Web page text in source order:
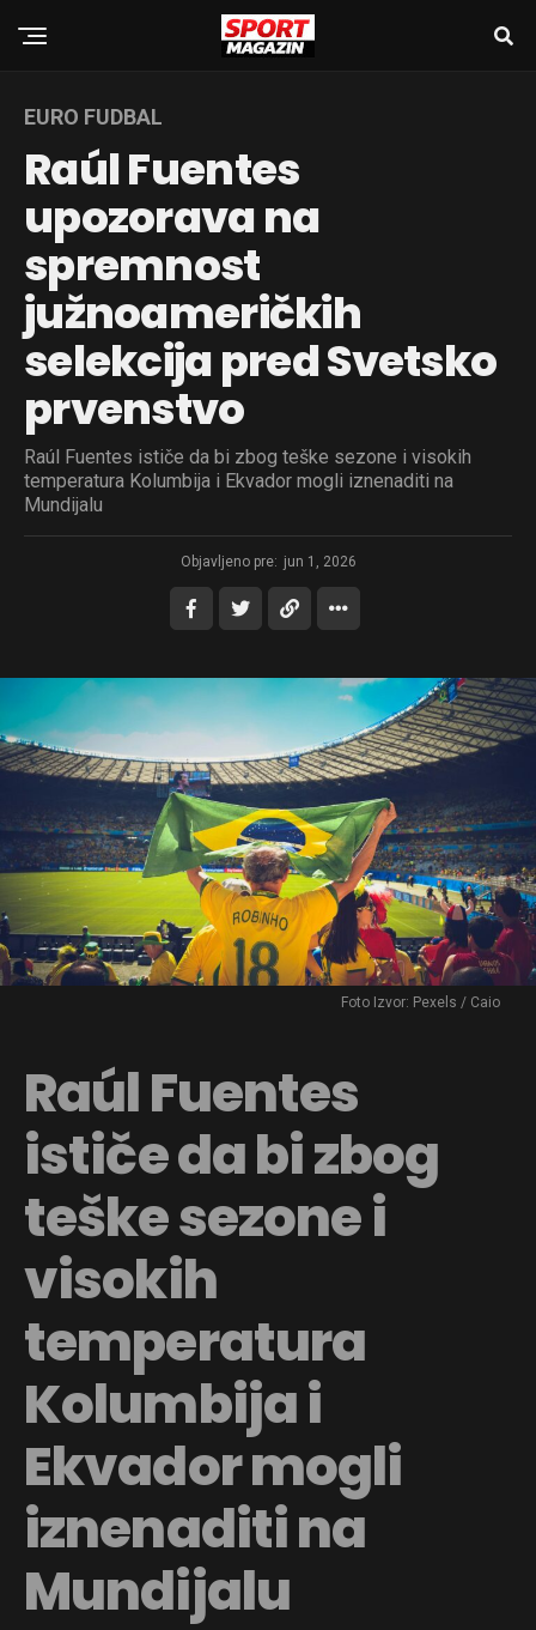
EURO FUDBAL
Raúl Fuentes
upozorava na
spremnost
južnoameričkih
selekcija pred Svetsko
prvenstvo
Raúl Fuentes ističe da bi zbog teške sezone i visokih
temperatura Kolumbija i Ekvador mogli iznenaditi na
Mundijalu
Objavljeno pre: jun 1, 2026
Foto Izvor: Pexels / Caio
Raúl Fuentes
ističe da bi zbog
teške sezone i
visokih
temperatura
Kolumbija i
Ekvador mogli
iznenaditi na
Mundijalu